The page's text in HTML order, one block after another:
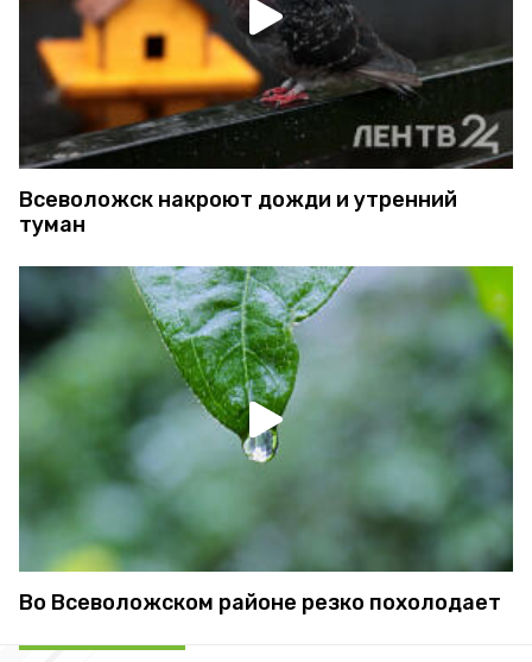
Всеволожск накроют дожди и утренний
туман
Во Всеволожском районе резко похолодает